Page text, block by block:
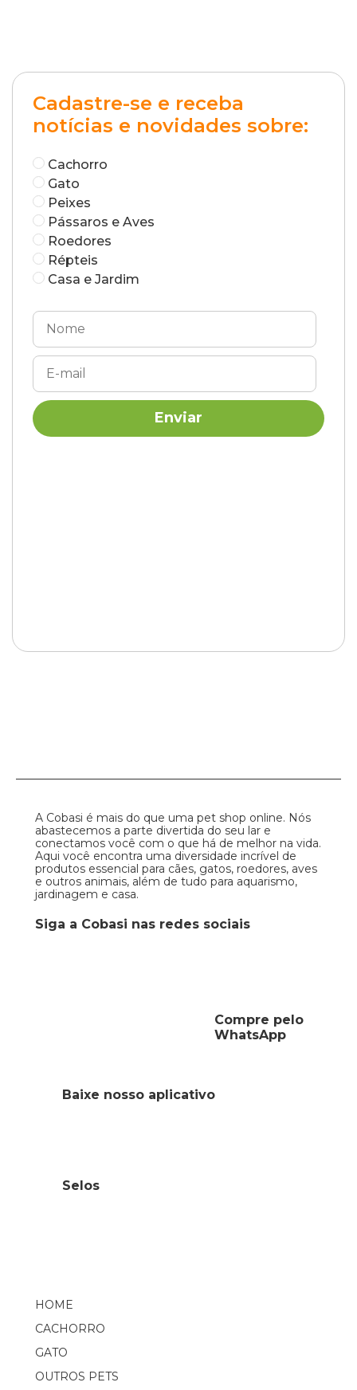
Cadastre-se e receba
notícias e novidades sobre:
Cachorro
Gato
Peixes
Pássaros e Aves
Roedores
Répteis
Casa e Jardim
A Cobasi é mais do que uma pet shop online. Nós
abastecemos a parte divertida do seu lar e
conectamos você com o que há de melhor na vida.
Aqui você encontra uma diversidade incrível de
produtos essencial para cães, gatos, roedores, aves
e outros animais, além de tudo para aquarismo,
jardinagem e casa.
Siga a Cobasi nas redes sociais
Compre pelo
WhatsApp
HOME
CACHORRO
GATO
OUTROS PETS
Baixe nosso aplicativo
Selos